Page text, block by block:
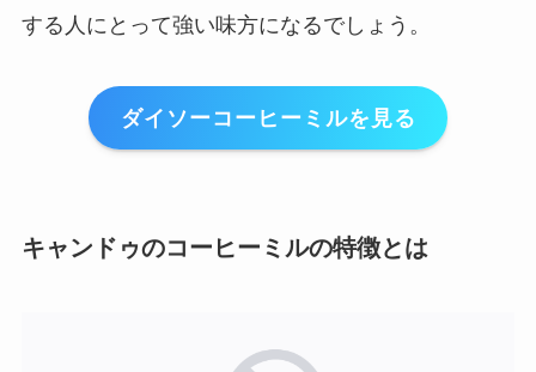
する人にとって強い味方になるでしょう。
ダイソーコーヒーミルを見る
キャンドゥのコーヒーミルの特徴とは